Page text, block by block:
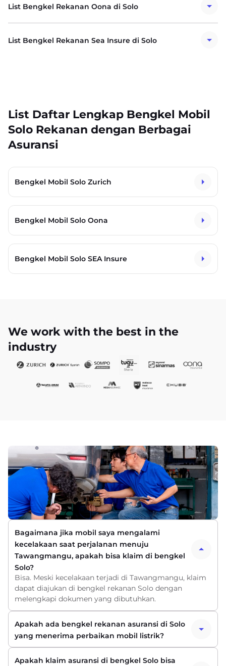
List Bengkel Rekanan Oona di Solo
List Bengkel Rekanan Sea Insure di Solo
List Daftar Lengkap Bengkel Mobil
Solo Rekanan dengan Berbagai
Asuransi
Bengkel Mobil Solo Zurich
Bengkel Mobil Solo Oona
Bengkel Mobil Solo SEA Insure
We work with the best in the
industry
Bagaimana jika mobil saya mengalami
kecelakaan saat perjalanan menuju
Tawangmangu, apakah bisa klaim di bengkel
Solo?
Bisa. Meski kecelakaan terjadi di Tawangmangu, klaim
dapat diajukan di bengkel rekanan Solo dengan
melengkapi dokumen yang dibutuhkan.
Apakah ada bengkel rekanan asuransi di Solo
yang menerima perbaikan mobil listrik?
Apakah klaim asuransi di bengkel Solo bisa